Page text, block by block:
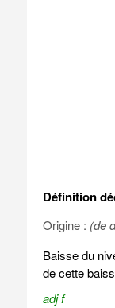
Définition
Origine : (de
Baisse du
de cette
adj f